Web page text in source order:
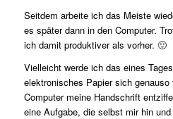
Seitdem arbeite ich das Meiste
es später dann in den Computer.
ich damit produktiver als vorher. 🙂
Vielleicht werde ich das eines
elektronisches Papier sich
Computer meine Handschrift
eine Aufgabe, die selbst mir hin